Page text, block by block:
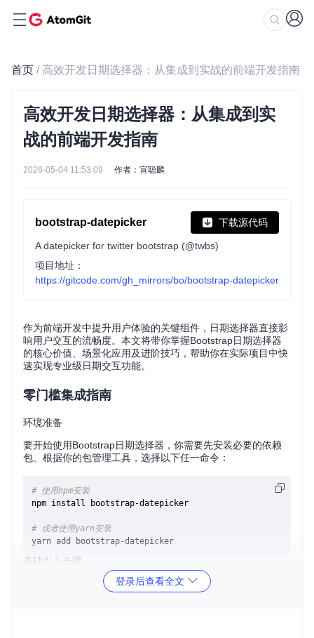
首页 / 高效开发日期选择器：从集成到实战的前端开发指南
高效开发日期选择器：从集成到实
战的前端开发指南
2026-05-04 11:53:09 作者：宣聪麟
bootstrap-datepicker 下载源代码
A datepicker for twitter bootstrap (@twbs)
项目地址：
https://gitcode.com/gh_mirrors/bo/bootstrap-datepicker
作为前端开发中提升用户体验的关键组件，日期选择器直接影
响用户交互的流畅度。本文将带你掌握Bootstrap日期选择器
的核心价值、场景化应用及进阶技巧，帮助你在实际项目中快
速实现专业级日期交互功能。
零门槛集成指南
环境准备
要开始使用Bootstrap日期选择器，你需要先安装必要的依赖
包。根据你的包管理工具，选择以下任一命令：
# 使用npm安装
npm install bootstrap-datepicker
# 或者使用yarn安装
基础引入步骤
引入Bootstrap CSS样式表
添加日期选择器专用CSS
登录后查看全文